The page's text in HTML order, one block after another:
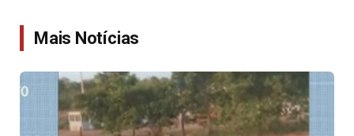
Mais Notícias